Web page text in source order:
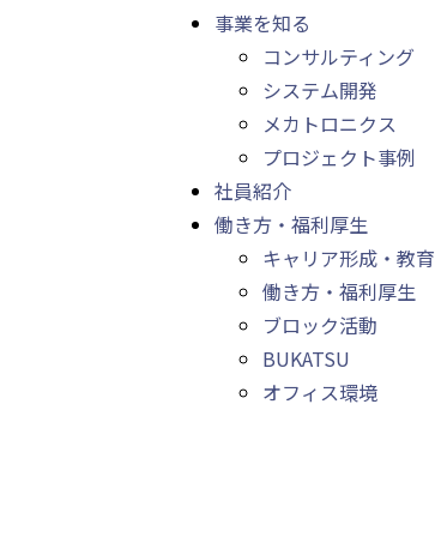
事業を知る
コンサルティング
システム開発
メカトロニクス
プロジェクト事例
社員紹介
働き方・福利厚生
キャリア形成・教
働き方・福利厚生
ブロック活動
BUKATSU
オフィス環境